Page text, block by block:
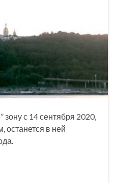
с 14 сентября 2020,
останется в ней